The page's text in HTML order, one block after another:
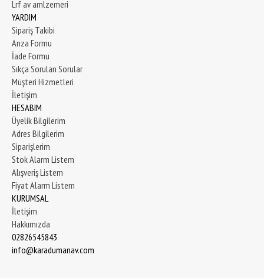
Lrf av amlzemeri
YARDIM
Sipariş Takibi
Arıza Formu
İade Formu
Sıkça Sorulan Sorular
Müşteri Hizmetleri
İletişim
HESABIM
Üyelik Bilgilerim
Adres Bilgilerim
Siparişlerim
Stok Alarm Listem
Alışveriş Listem
Fiyat Alarm Listem
KURUMSAL
İletişim
Hakkımızda
02826545843
info@karadumanav.com